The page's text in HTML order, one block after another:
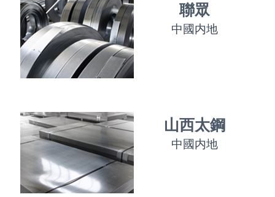
聯眾
中國内地
山西太鋼
中國内地